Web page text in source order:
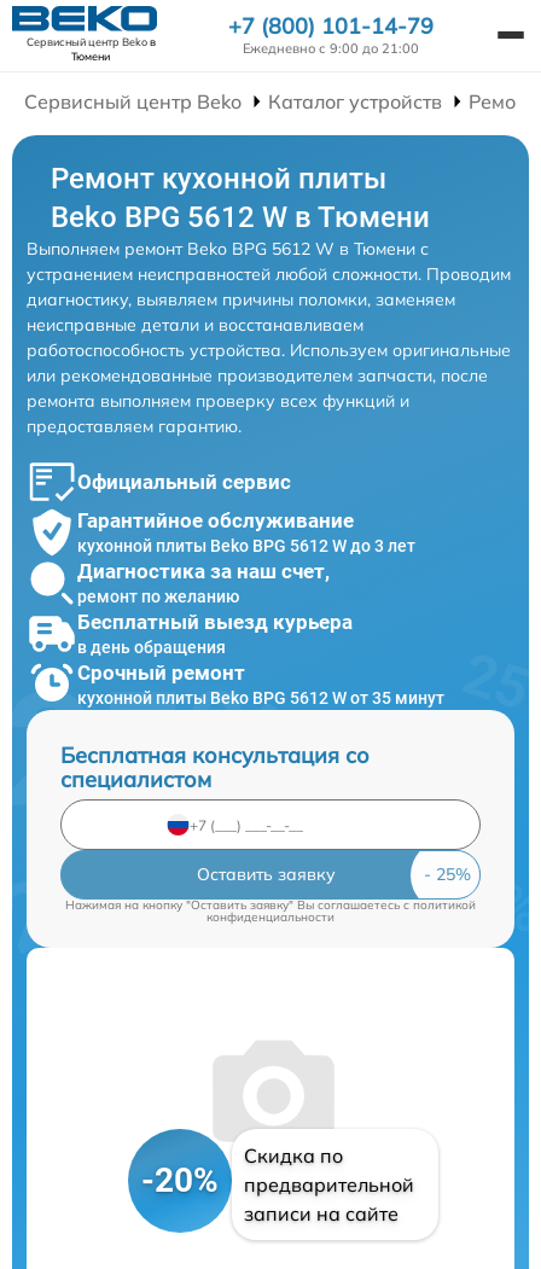
Сервисный центр Bekoв
Тюмени
+7 (800) 101-14-79
Ежедневно с 9:00 до 21:00
Сервисный центр Beko Каталог устройств
Ремонт кухонной плиты
Beko BPG 5612 W в Тюмени
Выполняем ремонт Beko BPG 5612 W в Тюмени с
устранением неисправностей любой сложности. Проводим
диагностику, выявляем причины поломки, заменяем
неисправные детали и восстанавливаем
работоспособность устройства. Используем оригинальные
или рекомендованные производителем запчасти, после
ремонта выполняем проверку всех функций и
предоставляем гарантию.
Официальный сервис
Гарантийное обслуживание
кухонной плиты Beko BPG 5612 W до 3 лет
Диагностика за наш счет,
ремонт по желанию
Бесплатный выезд курьера
в день обращения
Срочный ремонт
кухонной плиты Beko BPG 5612 W от 35 минут
Бесплатная консультация со
специалистом
Оставить заявку
Нажимая на кнопку "Оставить заявку" Вы соглашаетесь c политикой
конфиденциальности
-20%
Скидка по
предварительной
записи на сайте